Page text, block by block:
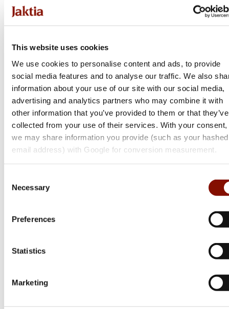
This website uses cookies
We use cookies to personalise content and ads, to provide
social media features and to analyse our traffic. We also
information about your use of our site with our social media,
advertising and analytics partners who may combine it with
other information that you’ve provided to them or that they’ve
collected from your use of their services. With your consent,
we may share information you provide (such as your hashed
email address) with Google for conversion measurement.
Selection
Necessary
Preferences
Statistics
Marketing
Winchester
SX4 Field
Flera varianter